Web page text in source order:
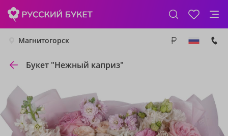
Магнитогорск
Букет "Нежный каприз"